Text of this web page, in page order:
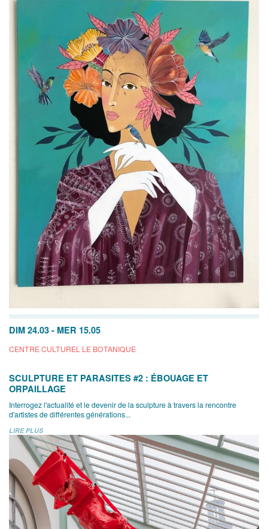
DIM 24.03 - MER 15.05
CENTRE CULTUREL LE BOTANIQUE
SCULPTURE ET PARASITES #2 : ÉBOUAGE ET
ORPAILLAGE
Interrogez l'actualité et le devenir de la sculpture à travers la rencontre
d'artistes de différentes générations...
LIRE PLUS